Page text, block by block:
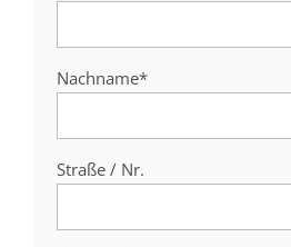
Nachname*
Straße / Nr.